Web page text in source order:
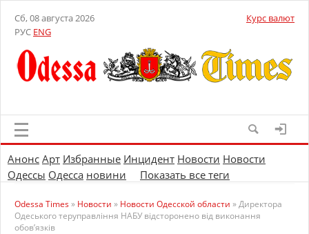
Сб, 08 августа 2026
РУС ENG
Курс валют
Анонс Арт Избранные Инцидент Новости Новости
Одессы Одесса новини Показать все теги
Odessa Times» Новости » Новости Одесской области » Директора
Одеського теруправління НАБУ відсторонено від виконання
обов’язків